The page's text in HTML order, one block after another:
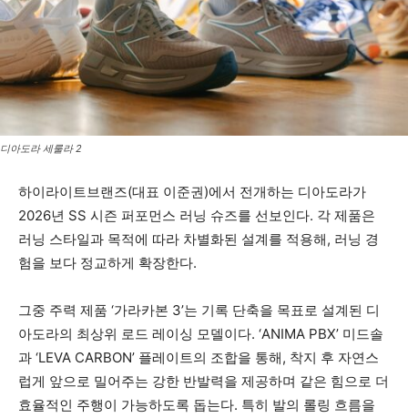
디아도라 세룰라 2
하이라이트브랜즈(대표 이준권)에서 전개하는 디아도라가
2026년 SS 시즌 퍼포먼스 러닝 슈즈를 선보인다. 각 제품은
러닝 스타일과 목적에 따라 차별화된 설계를 적용해, 러닝 경
험을 보다 정교하게 확장한다.
그중 주력 제품 ‘가라카본 3’는 기록 단축을 목표로 설계된 디
아도라의 최상위 로드 레이싱 모델이다. ‘ANIMA PBX’ 미드솔
과 ‘LEVA CARBON’ 플레이트의 조합을 통해, 착지 후 자연스
럽게 앞으로 밀어주는 강한 반발력을 제공하며 같은 힘으로 더
효율적인 주행이 가능하도록 돕는다. 특히 발의 롤링 흐름을